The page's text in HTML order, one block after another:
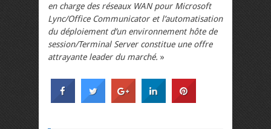
en charge des réseaux WAN pour Microsoft
Lync/Office Communicator et l’automatisation
du déploiement d’un environnement hôte de
session/Terminal Server constitue une offre
attrayante leader du marché. »